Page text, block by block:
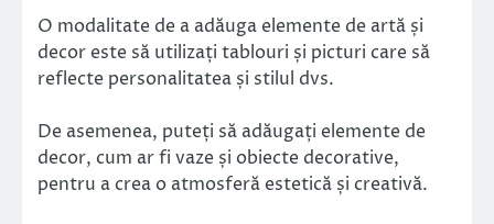
O modalitate de a adăuga elemente de artă și
decor este să utilizați tablouri și picturi care să
reflecte personalitatea și stilul dvs.
De asemenea, puteți să adăugați elemente de
decor, cum ar fi vaze și obiecte decorative,
pentru a crea o atmosferă estetică și creativă.